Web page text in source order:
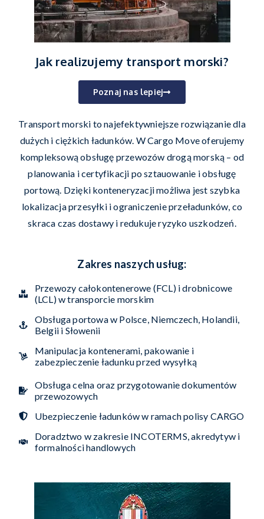
Jak realizujemy transport morski?
Poznaj nas lepiej
Transport morski to najefektywniejsze rozwiązanie dla
dużych i ciężkich ładunków. W Cargo Move oferujemy
kompleksową obsługę przewozów drogą morską – od
planowania i certyfikacji po sztauowanie i obsługę
portową. Dzięki konteneryzacji możliwa jest szybka
lokalizacja przesyłki i ograniczenie przeładunków, co
skraca czas dostawy i redukuje ryzyko uszkodzeń.
Zakres naszych usług:
Przewozy całokontenerowe (FCL) i drobnicowe
(LCL) w transporcie morskim
Obsługa portowa w Polsce, Niemczech, Holandii,
Belgii i Słowenii
Manipulacja kontenerami, pakowanie i
zabezpieczenie ładunku przed wysyłką
Obsługa celna oraz przygotowanie dokumentów
przewozowych
Ubezpieczenie ładunków w ramach polisy CARGO
Doradztwo w zakresie INCOTERMS, akredytyw i
formalności handlowych